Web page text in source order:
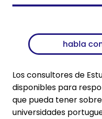
Los consultores de
disponibles para
que pueda tener
universidades
habla